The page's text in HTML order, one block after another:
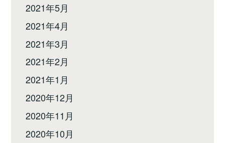
2021年5月
2021年4月
2021年3月
2021年2月
2021年1月
2020年12月
2020年11月
2020年10月